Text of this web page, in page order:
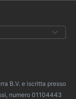
B.V. e iscritta presso
numero 01104443